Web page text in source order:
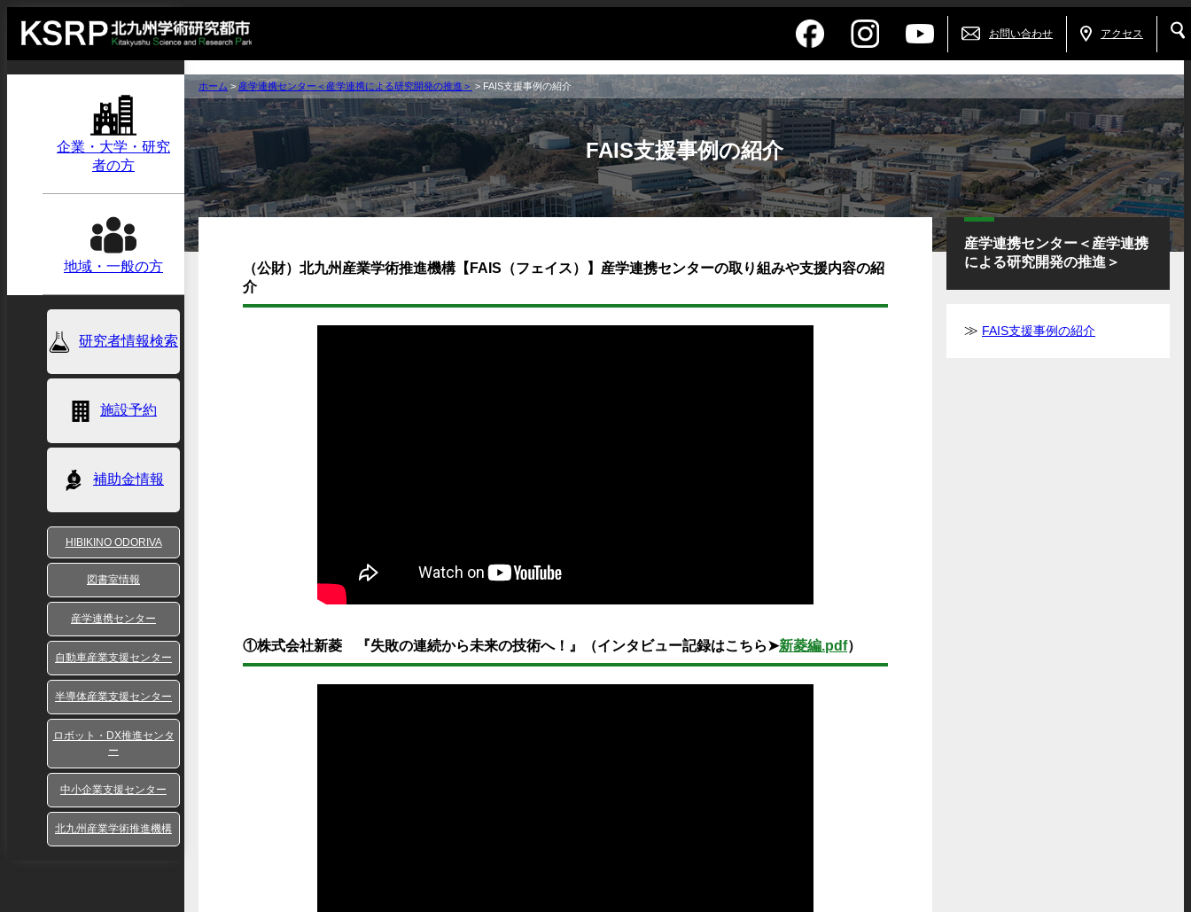
お問い合わせ アクセス
企業・大学・研究
者の方
地域・一般の方
研究者情報検索
施設予約
補助金情報
HIBIKINO ODORIVA
図書室情報
産学連携センター
自動車産業支援センター
半導体産業支援センター
ロボット・DX推進センタ
ー
中小企業支援センター
北九州産業学術推進機構
ホーム > 産学連携センター＜産学連携による研究開発の推進＞ > FAIS支援事例の紹介
FAIS支援事例の紹介
（公財）北九州産業学術推進機構【FAIS（フェイス）】産学連携センターの取り組みや支援内容の紹
介
①株式会社新菱 『失敗の連続から未来の技術へ！』（インタビュー記録はこちら➤新菱編.pdf）
産学連携センター＜産学連携
による研究開発の推進＞
FAIS支援事例の紹介